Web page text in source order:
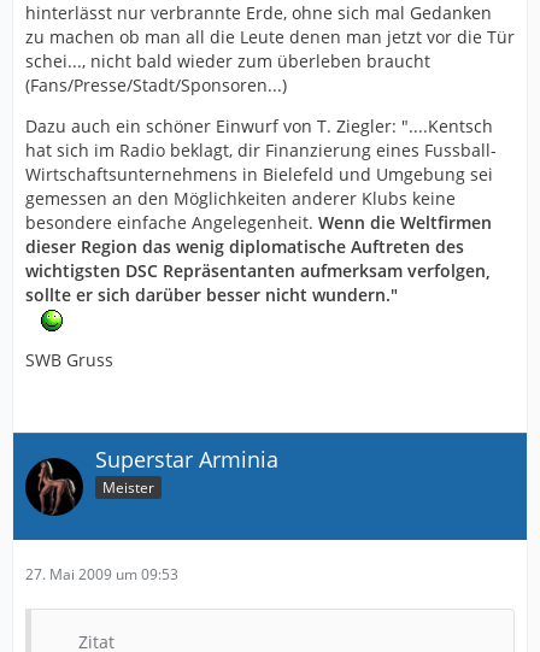
hinterlässt nur verbrannte Erde, ohne sich mal Gedanken
zu machen ob man all die Leute denen man jetzt vor die Tür
schei..., nicht bald wieder zum überleben braucht
(Fans/Presse/Stadt/Sponsoren...)
Dazu auch ein schöner Einwurf von T. Ziegler: "....Kentsch
hat sich im Radio beklagt, dir Finanzierung eines Fussball-
Wirtschaftsunternehmens in Bielefeld und Umgebung sei
gemessen an den Möglichkeiten anderer Klubs keine
besondere einfache Angelegenheit. Wenn die Weltfirmen
dieser Region das wenig diplomatische Auftreten des
wichtigsten DSC Repräsentanten aufmerksam verfolgen,
sollte er sich darüber besser nicht wundern."
SWB Gruss
Superstar Arminia
Meister
27. Mai 2009 um 09:53
Zitat